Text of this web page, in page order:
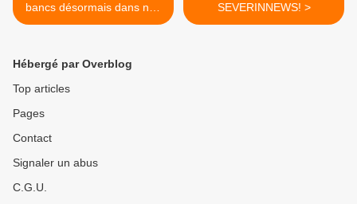
bancs désormais dans nos
lycées!
SEVERINNEWS! >
Hébergé par Overblog
Top articles
Pages
Contact
Signaler un abus
C.G.U.